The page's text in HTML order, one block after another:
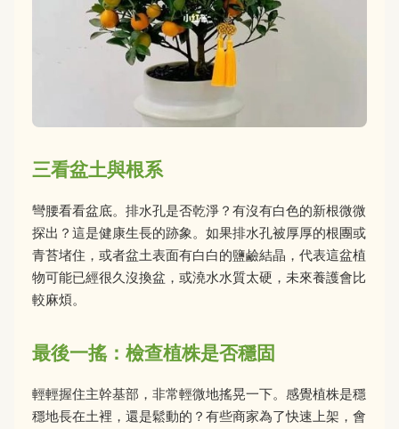
三看盆土與根系
彎腰看看盆底。排水孔是否乾淨？有沒有白色的新根微微
探出？這是健康生長的跡象。如果排水孔被厚厚的根團或
青苔堵住，或者盆土表面有白白的鹽鹼結晶，代表這盆植
物可能已經很久沒換盆，或澆水水質太硬，未來養護會比
較麻煩。
最後一搖：檢查植株是否穩固
輕輕握住主幹基部，非常輕微地搖晃一下。感覺植株是穩
穩地長在土裡，還是鬆動的？有些商家為了快速上架，會